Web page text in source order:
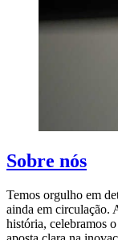
Sobre nós
Temos orgulho em
ainda em circulação.
história, celebramos